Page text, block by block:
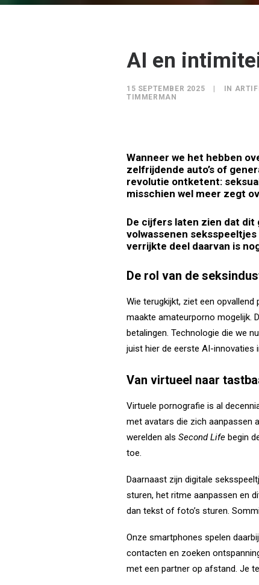
AI en
15 SEPTEMBER 2025 IN
TIMMERMAN
Wanneer we het hebben
zelfrijdende auto’s of
revolutie ontketent:
misschien wel meer zegt
De cijfers laten zien dat dit
volwassenen
verrijkte deel daarvan is
De rol van de
Wie terugkijkt, ziet een
maakte amateurporno mogelijk.
betalingen. Technologie die we
juist hier de eerste AI-innovaties
Van virtueel naar
Virtuele pornografie is al
met avatars die zich aanpassen
werelden als Second Life begin
toe.
Daarnaast zijn digitale
sturen, het ritme aanpassen en
dan tekst of foto’s sturen.
Onze smartphones spelen
contacten en zoeken
met een partner op afstand. Je